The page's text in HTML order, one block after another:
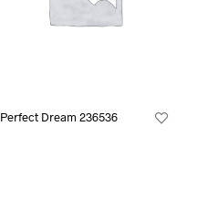
Perfect Dream 236536